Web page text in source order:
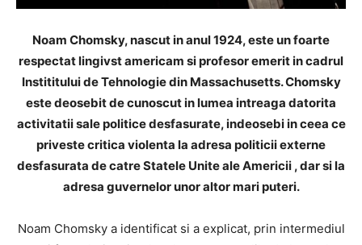
Noam Chomsky, nascut in anul 1924, este un foarte
respectat lingivst americam si profesor emerit in cadrul
Instititului de Tehnologie din Massachusetts. Chomsky
este deosebit de cunoscut in lumea intreaga datorita
activitatii sale politice desfasurate, indeosebi in ceea ce
priveste critica violenta la adresa politicii externe
desfasurata de catre Statele Unite ale Americii , dar si la
adresa guvernelor unor altor mari puteri.
Noam Chomsky a identificat si a explicat, prin intermediul